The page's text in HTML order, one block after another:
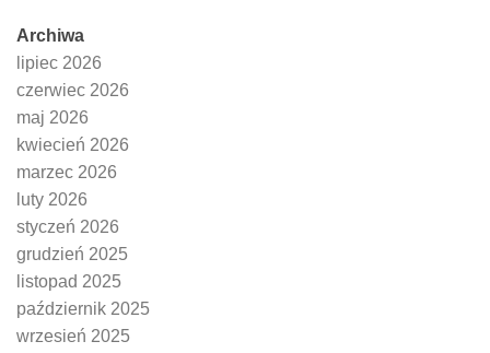
Archiwa
lipiec 2026
czerwiec 2026
maj 2026
kwiecień 2026
marzec 2026
luty 2026
styczeń 2026
grudzień 2025
listopad 2025
październik 2025
wrzesień 2025